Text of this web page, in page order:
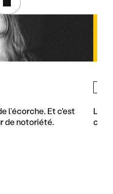
l’écorche. Et c'est
de notoriété.
Les